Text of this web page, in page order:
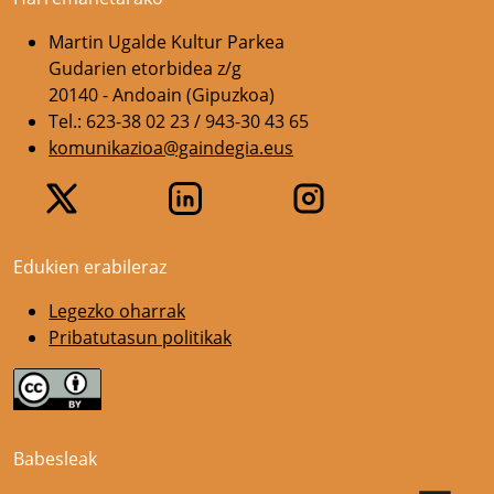
Martin Ugalde Kultur Parkea
Gudarien etorbidea z/g
20140 - Andoain (Gipuzkoa)
Tel.: 623-38 02 23 / 943-30 43 65
komunikazioa@gaindegia.eus
Edukien erabileraz
Legezko oharrak
Pribatutasun politikak
Babesleak